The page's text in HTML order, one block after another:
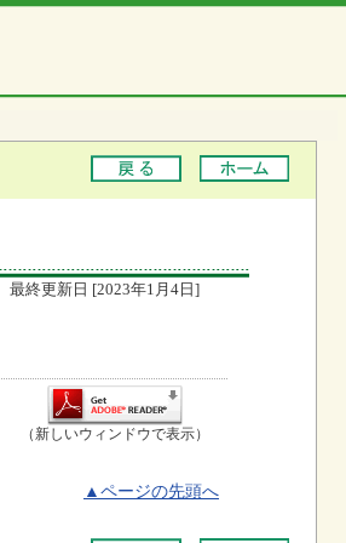
最終更新日 [2023年1月4日]
（新しいウィンドウで表示）
▲ページの先頭へ